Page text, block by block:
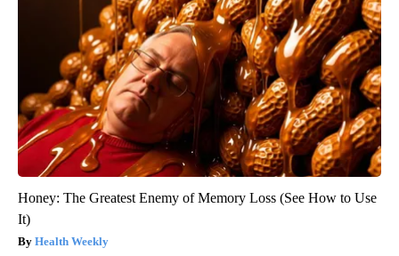
Honey: The Greatest Enemy of Memory Loss (See How to Use
It)
Health Weekly